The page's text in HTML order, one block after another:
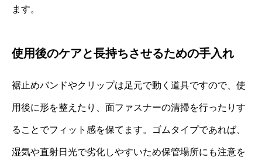
ます。
使用後のケアと長持ちさせるための手入れ
裾止めバンドやクリップは足元で動く道具ですので、使
用後に形を整えたり、面ファスナーの清掃を行ったりす
ることでフィット感を保てます。ゴムタイプであれば、
湿気や直射日光で劣化しやすいため保管場所にも注意を